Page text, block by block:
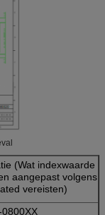
(Wat indexwaarde
aangepast volgens
vereisten)
0800XX